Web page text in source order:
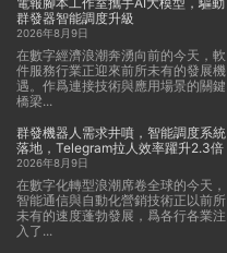
群發器智能調度升級
2026年8月9日
在數字經濟浪潮奔湧向前的今天，軟
件服務行業正迎來前所未有的發展機
遇。作爲連接技術與應用場景的關鍵
橋梁...
群發機器人需求井噴，智能調度系統
落地，Telegram拉人效率躍升2.3倍
2026年8月9日
在數字化轉型浪潮席卷全球的今天，
智能通信與自動化營銷技術正以前所
未有的速度蓬勃發展，爲各行各業注
入了...